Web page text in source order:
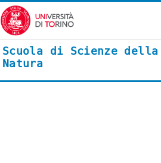
Vai al contenuto principale
Scuola di Scienze della
Natura